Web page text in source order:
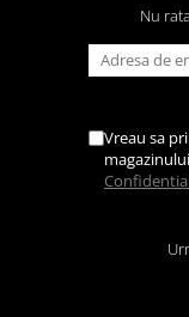
Nu
Vreau sa